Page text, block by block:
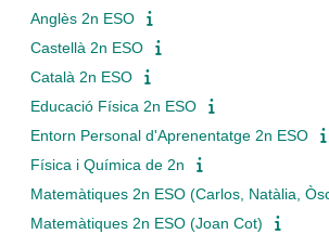
Anglès 2n ESO
Castellà 2n ESO
Català 2n ESO
Educació Física 2n ESO
Entorn Personal d'Aprenentatge 2n ESO
Física i Química de 2n
Matemàtiques 2n ESO (Carlos, Natàlia,
Matemàtiques 2n ESO (Joan Cot)